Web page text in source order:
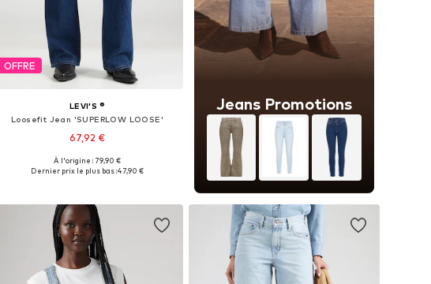
OFFRE
LEVI'S ®
Loosefit Jean 'SUPERLOW LOOSE'
67,92 €
Disponible en plusieurs tailles
À l'origine : 79,90 €
Dernier prix le plus bas :47,90 €
Jeans Promotions